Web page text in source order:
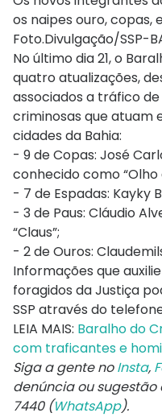
os naipes ouro, copas,
Foto.Divulgação/SSP-
No último dia 21, o
quatro atualizações,
associados a tráfico
criminosas que atuam
cidades da Bahia:
- 9 de Copas: José
conhecido como “Olho
- 7 de Espadas: Kayky
- 3 de Paus: Cláudio
“Claus”;
- 2 de Ouros:
Informações que
foragidos da Justiça
SSP através do telefone
LEIA MAIS: Baralho do
com traficantes e
Siga a gente noInsta,
denúncia ou sugestão
7440 (WhatsApp).